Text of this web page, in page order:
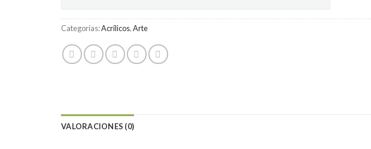
Categorías:Acrílicos,Arte
VALORACIONES (0)